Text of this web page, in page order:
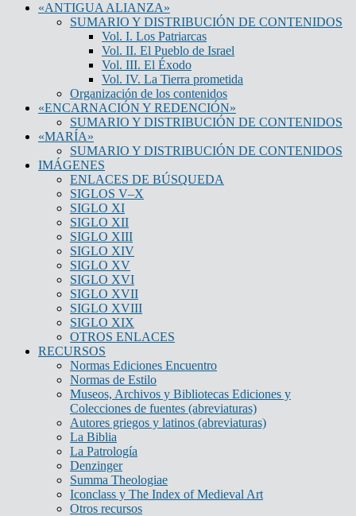
«ANTIGUA ALIANZA»
SUMARIO Y DISTRIBUCIÓN DE CONTENIDOS
Vol. I. Los Patriarcas
Vol. II. El Pueblo de Israel
Vol. III. El Éxodo
Vol. IV. La Tierra prometida
Organización de los contenidos
«ENCARNACIÓN Y REDENCIÓN»
SUMARIO Y DISTRIBUCIÓN DE CONTENIDOS
«MARÍA»
SUMARIO Y DISTRIBUCIÓN DE CONTENIDOS
IMÁGENES
ENLACES DE BÚSQUEDA
SIGLOS V–X
SIGLO XI
SIGLO XII
SIGLO XIII
SIGLO XIV
SIGLO XV
SIGLO XVI
SIGLO XVII
SIGLO XVIII
SIGLO XIX
OTROS ENLACES
RECURSOS
Normas Ediciones Encuentro
Normas de Estilo
Museos, Archivos y Bibliotecas Ediciones y
Colecciones de fuentes (abreviaturas)
Autores griegos y latinos (abreviaturas)
La Biblia
La Patrología
Denzinger
Summa Theologiae
Iconclass y The Index of Medieval Art
Otros recursos